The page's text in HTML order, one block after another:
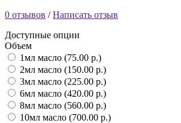
0 отзывов /Написать отзыв
Доступные опции
Объем
1мл масло (75.00 р.)
2мл масло (150.00 р.)
3мл масло (225.00 р.)
6мл масло (420.00 р.)
8мл масло (560.00 р.)
10мл масло (700.00 р.)